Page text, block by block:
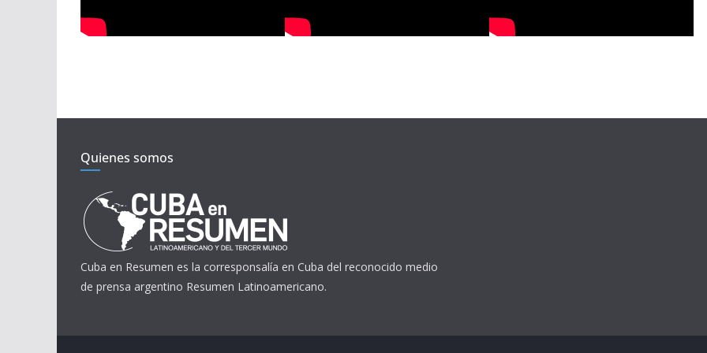
Quienes somos
Cuba en Resumen es la corresponsalía en Cuba del reconocido medio
de prensa argentino Resumen Latinoamericano.